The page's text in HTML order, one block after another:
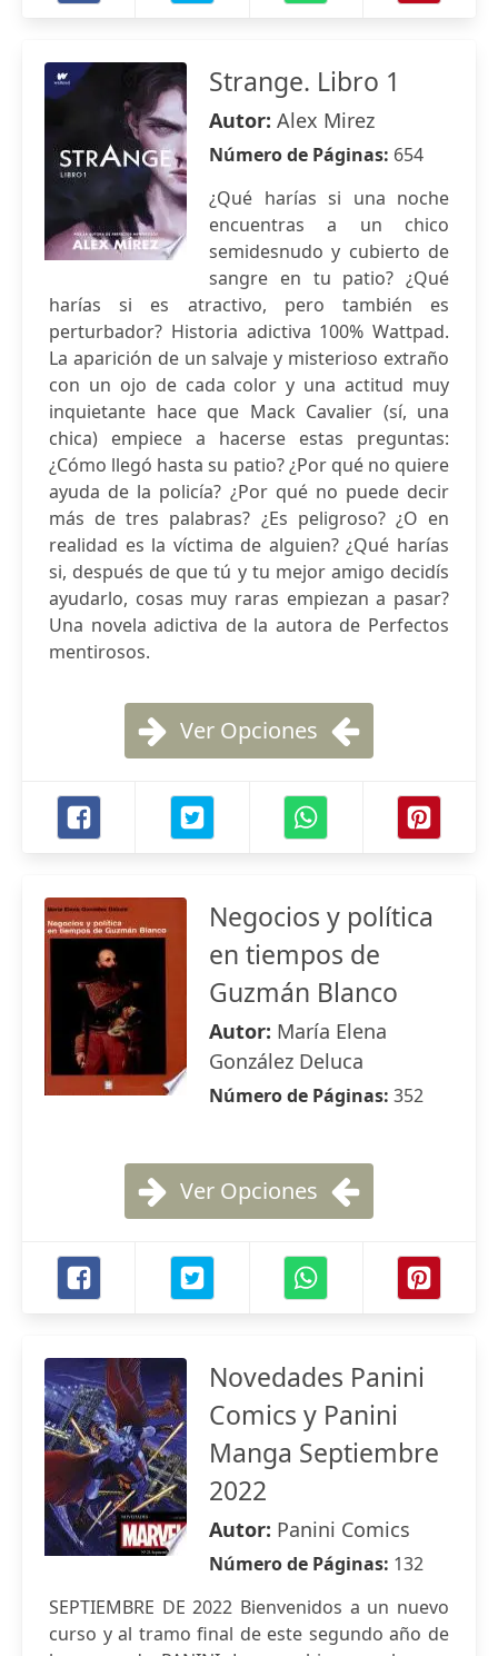
Strange. Libro 1
Autor: Alex Mirez
Número de Páginas: 654
¿Qué harías si una noche
encuentras a un chico
semidesnudo y cubierto de
sangre en tu patio? ¿Qué
harías si es atractivo, pero también es
perturbador? Historia adictiva 100% Wattpad.
La aparición de un salvaje y misterioso extraño
con un ojo de cada color y una actitud muy
inquietante hace que Mack Cavalier (sí, una
chica) empiece a hacerse estas preguntas:
¿Cómo llegó hasta su patio? ¿Por qué no quiere
ayuda de la policía? ¿Por qué no puede decir
más de tres palabras? ¿Es peligroso? ¿O en
realidad es la víctima de alguien? ¿Qué harías
si, después de que tú y tu mejor amigo decidís
ayudarlo, cosas muy raras empiezan a pasar?
Una novela adictiva de la autora de Perfectos
mentirosos.
Ver Opciones
Negocios y política
en tiempos de
Guzmán Blanco
Autor: María Elena
González Deluca
Número de Páginas: 352
Ver Opciones
Novedades Panini
Comics y Panini
Manga Septiembre
2022
Autor: Panini Comics
Número de Páginas: 132
SEPTIEMBRE DE 2022 Bienvenidos a un nuevo
curso y al tramo final de este segundo año de